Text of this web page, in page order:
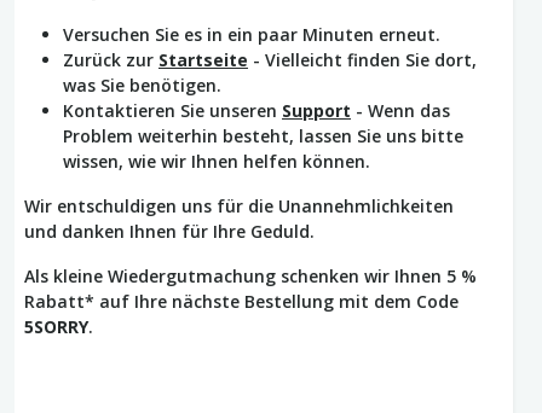
Versuchen Sie es in ein paar Minuten erneut.
Zurück zur Startseite - Vielleicht finden Sie dort,
was Sie benötigen.
Kontaktieren Sie unseren Support - Wenn das
Problem weiterhin besteht, lassen Sie uns bitte
wissen, wie wir Ihnen helfen können.
Wir entschuldigen uns für die Unannehmlichkeiten
und danken Ihnen für Ihre Geduld.
Als kleine Wiedergutmachung schenken wir Ihnen 5 %
Rabatt* auf Ihre nächste Bestellung mit dem Code
5SORRY.